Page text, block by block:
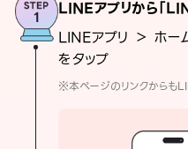
LINEアプリから「
LINEアプリ ＞ ホ
をタップ
※本ページのリンクからも